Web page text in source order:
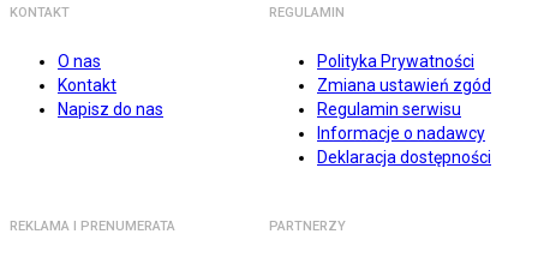
KONTAKT
O nas
Kontakt
Napisz do nas
REGULAMIN
Polityka Prywatności
Zmiana ustawień zgód
Regulamin serwisu
Informacje o nadawcy
Deklaracja dostępności
REKLAMA I PRENUMERATA PARTNERZY